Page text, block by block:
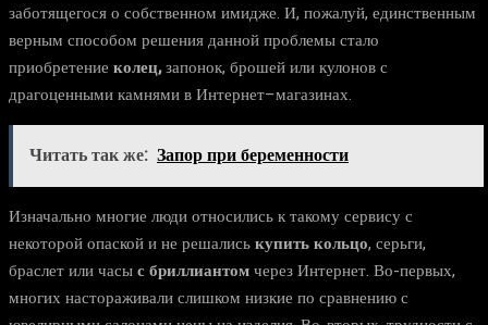
заботящегося о собственном имидже. И, пожалуй, единственным
верным способом решения данной проблемы стало
приобретение колец,запонок, брошей или кулонов с
драгоценными камнями в Интернет–магазинах.
Читать так же: Запор при беременности
Изначально многие люди относились к такому сервису с
некоторой опаской и не решалиськупить кольцо, серьги,
браслет или часыс бриллиантомчерез Интернет. Во-первых,
многих настораживали слишком низкие по сравнению с